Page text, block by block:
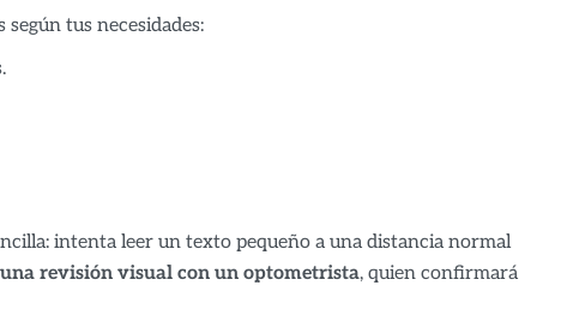
tus necesidades:
intenta leer un texto pequeño a una distancia normal
revisión visual con un optometrista, quien confirmará